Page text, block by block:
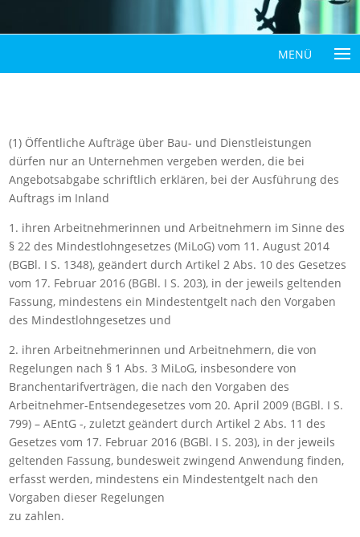
(1) Öffentliche Aufträge über Bau- und Dienstleistungen
dürfen nur an Unternehmen vergeben werden, die bei
Angebotsabgabe schriftlich erklären, bei der Ausführung des
Auftrags im Inland
1. ihren Arbeitnehmerinnen und Arbeitnehmern im Sinne des
§ 22 des Mindestlohngesetzes (MiLoG) vom 11. August 2014
(BGBl. I S. 1348), geändert durch Artikel 2 Abs. 10 des Gesetzes
vom 17. Februar 2016 (BGBl. I S. 203), in der jeweils geltenden
Fassung, mindestens ein Mindestentgelt nach den Vorgaben
des Mindestlohngesetzes und
2. ihren Arbeitnehmerinnen und Arbeitnehmern, die von
Regelungen nach § 1 Abs. 3 MiLoG, insbesondere von
Branchentarifverträgen, die nach den Vorgaben des
Arbeitnehmer-Entsendegesetzes vom 20. April 2009 (BGBl. I S.
799) – AEntG -, zuletzt geändert durch Artikel 2 Abs. 11 des
Gesetzes vom 17. Februar 2016 (BGBl. I S. 203), in der jeweils
geltenden Fassung, bundesweit zwingend Anwendung finden,
erfasst werden, mindestens ein Mindestentgelt nach den
Vorgaben dieser Regelungen
zu zahlen.